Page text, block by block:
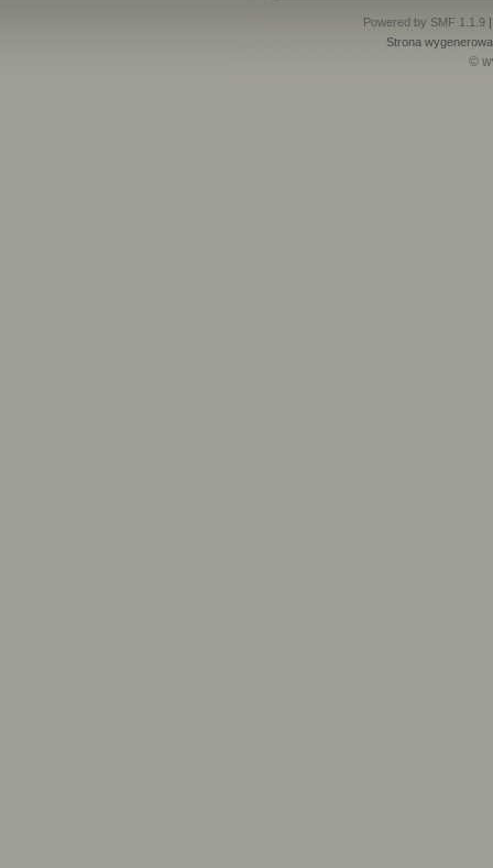
Powered by SMF 1.1.9
Strona
©